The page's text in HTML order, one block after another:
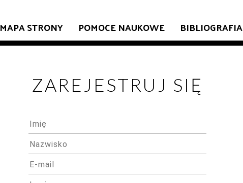
MAPA STRONY POMOCE NAUKOWE BIBLIOGRAFIA
ZAREJESTRUJ SIĘ